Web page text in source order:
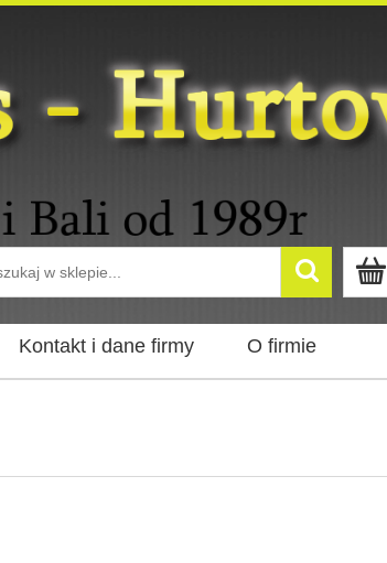
Kontakt i dane firmy O firmie